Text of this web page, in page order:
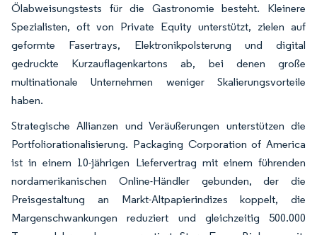
Ölabweisungstests für die Gastronomie besteht. Kleinere
Spezialisten, oft von Private Equity unterstützt, zielen auf
geformte Fasertrays, Elektronikpolsterung und digital
gedruckte Kurzauflagenkartons ab, bei denen große
multinationale Unternehmen weniger Skalierungsvorteile
haben.
Strategische Allianzen und Veräußerungen unterstützen die
Portfoliorationalisierung. Packaging Corporation of America
ist in einem 10-jährigen Liefervertrag mit einem führenden
nordamerikanischen Online-Händler gebunden, der die
Preisgestaltung an Markt-Altpapierindizes koppelt, die
Margenschwankungen reduziert und gleichzeitig 500.000